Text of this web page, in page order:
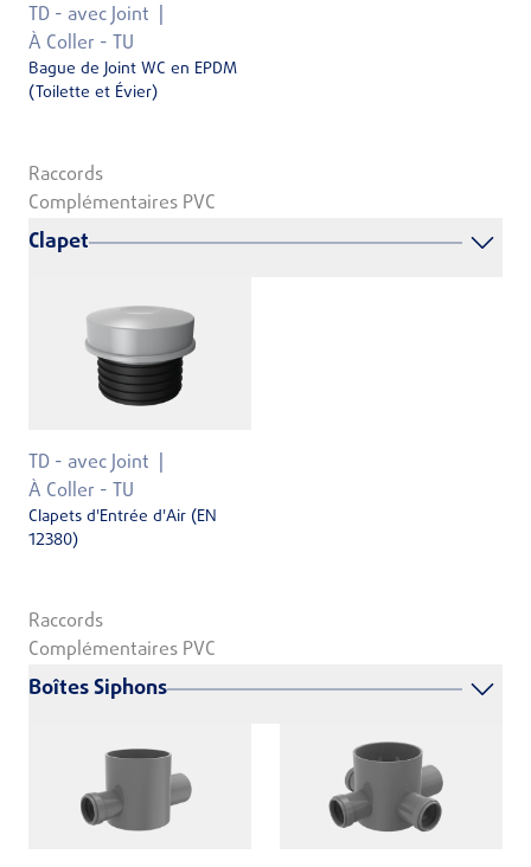
TD - avec Joint
À Coller - TU
Bague de Joint WC en EPDM
(Toilette et Évier)
Raccords
Complémentaires PVC
Clapet
TD - avec Joint
À Coller - TU
Clapets d'Entrée d'Air (EN
12380)
Raccords
Complémentaires PVC
Boîtes Siphons